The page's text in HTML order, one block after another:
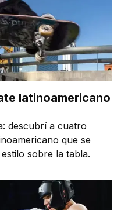
latinoamericano
descubrí a cuatro
que se
sobre la tabla.